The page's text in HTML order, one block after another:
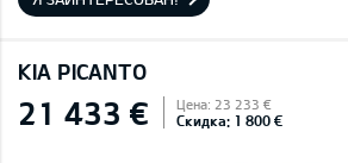
KIA PICANTO
21 433 € Цена: 23 233 €
Скидка: 1 800 €